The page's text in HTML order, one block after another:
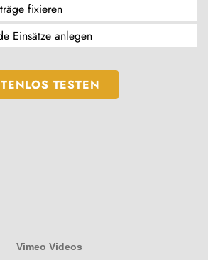
fixieren
Einsätze anlegen
TESTEN